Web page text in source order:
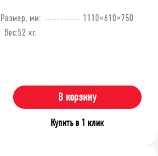
Размер, мм:
1110×610×750
Вес:52 кг.
В корзину
Купить в 1 клик